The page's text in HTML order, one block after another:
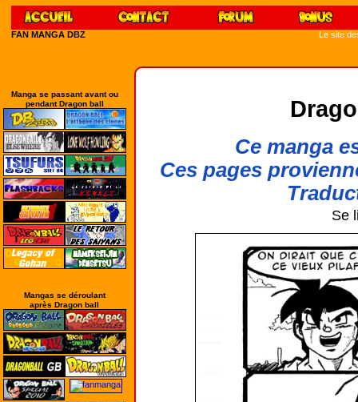
FAN MANGA DBZ Le site
Manga se passant avant ou
pendant Dragon ball
Mangas se déroulant
après Dragon ball
Ce manga
Ces pages
Se